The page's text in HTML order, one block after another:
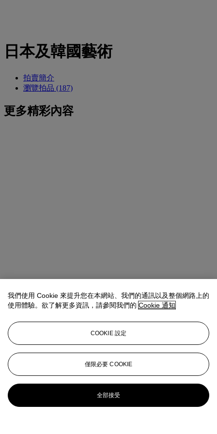
日本及韓國藝術
拍賣簡介
瀏覽拍品 (187)
更多精彩內容
我們使用 Cookie 來提升您在本網站、我們的通訊以及整個網路上的
使用體驗。欲了解更多資訊，請參閱我們的 Cookie 通知
COOKIE 設定
僅限必要 COOKIE
全部接受